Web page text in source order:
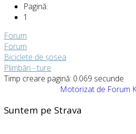
Pagină:
1
Forum
Forum
Biciclete de șosea
Plimbări - ture
Timp creare pagină: 0.069 secunde
Motorizat de Forum
Suntem pe Strava